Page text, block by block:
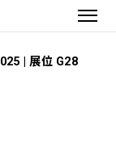
| 展位 G28